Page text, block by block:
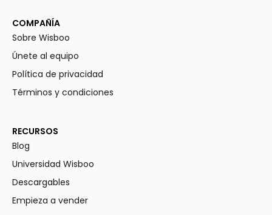
COMPAÑÍA
Sobre Wisboo
Únete al equipo
Política de privacidad
Términos y condiciones
RECURSOS
Blog
Universidad Wisboo
Descargables
Empieza a vender